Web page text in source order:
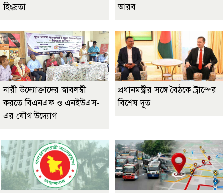
হিংস্রতা
আরব
নারী উদ্যোক্তাদের স্বাবলম্বী
করতে বিএনএফ ও এনইউএস-
এর যৌথ উদ্যোগ
প্রধানমন্ত্রীর সঙ্গে বৈঠকে ট্রাম্পের
বিশেষ দূত